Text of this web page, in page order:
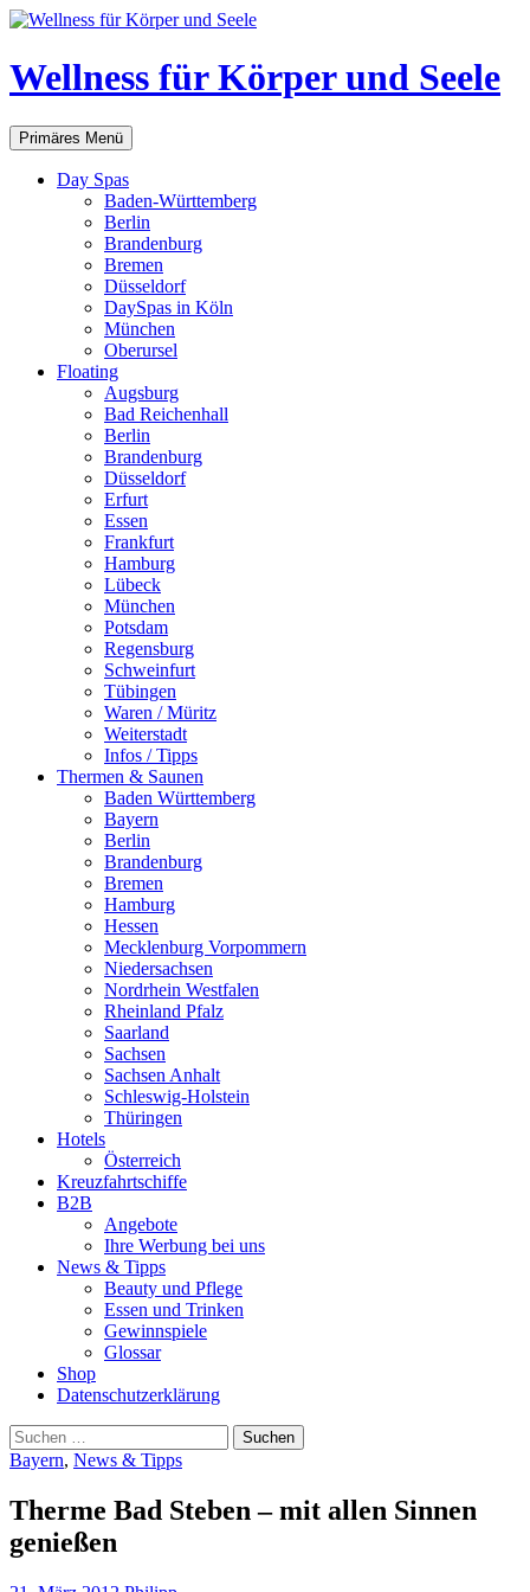
Zum
springen
Wellness für Körper und Seele
Suchen
Primäres Menü
Day Spas
Baden-Württemberg
Berlin
Brandenburg
Bremen
Düsseldorf
DaySpas in Köln
München
Oberursel
Floating
Augsburg
Bad Reichenhall
Berlin
Brandenburg
Düsseldorf
Erfurt
Essen
Frankfurt
Hamburg
Lübeck
München
Potsdam
Regensburg
Schweinfurt
Tübingen
Waren / Müritz
Weiterstadt
Infos / Tipps
Thermen & Saunen
Baden Württemberg
Bayern
Berlin
Brandenburg
Bremen
Hamburg
Hessen
Mecklenburg Vorpommern
Niedersachsen
Nordrhein Westfalen
Rheinland Pfalz
Saarland
Sachsen
Sachsen Anhalt
Schleswig-Holstein
Thüringen
Hotels
Österreich
Kreuzfahrtschiffe
B2B
Angebote
Ihre Werbung bei uns
News & Tipps
Beauty und Pflege
Essen und Trinken
Gewinnspiele
Glossar
Shop
Datenschutzerklärung
Suchen
nach:
Bayern, News & Tipps
Therme Bad Steben – mit allen Sinnen
genießen